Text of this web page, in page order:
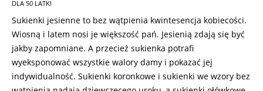
DLA 50 LATKI
Sukienki jesienne to bez wątpienia kwintesencja kobiecości.
Wiosną i latem nosi je większość pań. Jesienią zdają się być
jakby zapomniane. A przecież sukienka potrafi
wyeksponować wszystkie walory damy i pokazać jej
indywidualność. Sukienki koronkowe i sukienki we wzory bez